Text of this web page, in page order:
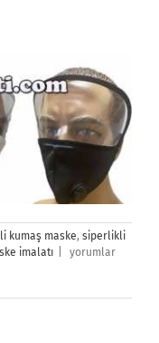
kumaş maske, siperlikli
imalatı
Siperlikli
yorumlar